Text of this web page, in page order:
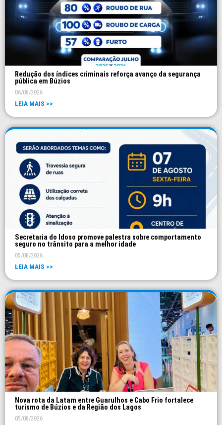
Redução dos índices criminais reforça avanço da segurança
pública em Búzios
06/08/2026
LEIA MAIS >>
Secretaria do Idoso promove palestra sobre comportamento
seguro no trânsito para a melhor idade
05/08/2026
LEIA MAIS >>
Nova rota da Latam entre Guarulhos e Cabo Frio fortalece
turismo de Búzios e da Região dos Lagos
05/08/2026